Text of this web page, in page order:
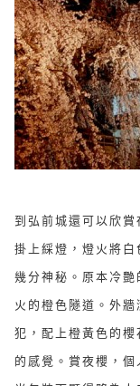
到弘前城還可以欣
掛上綵燈，燈火將
幾分神秘。原本冷
火的橙色隧道。外
犯，配上橙黃色的
的感覺。賞夜櫻，